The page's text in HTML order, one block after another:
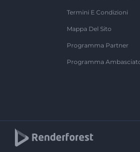
Termini E Condizioni
Mappa Del Sito
Programma Partner
Programma